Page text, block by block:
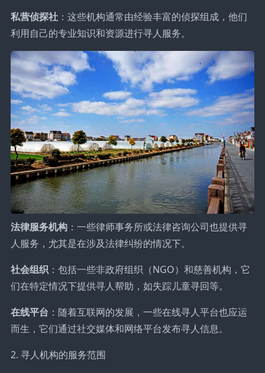
私营侦探社：这些机构通常由经验丰富的侦探组成，他们
利用自己的专业知识和资源进行寻人服务。
法律服务机构：一些律师事务所或法律咨询公司也提供寻
人服务，尤其是在涉及法律纠纷的情况下。
社会组织：包括一些非政府组织（NGO）和慈善机构，它
们在特定情况下提供寻人帮助，如失踪儿童寻回等。
在线平台 ：随着互联网的发展，一些在线寻人平台也应运
而生，它们通过社交媒体和网络平台发布寻人信息。
2. 寻人机构的服务范围